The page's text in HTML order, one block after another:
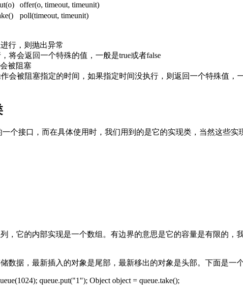
offer(o, timeout, timeunit)
poll(timeout, timeunit)
行，则抛出异常
将会返回一个特殊的值，一般是true或者false
被阻塞
会被阻塞指定的时间，如果指定时间没执行，则返回一个特殊值，
一个接口，而在具体使用时，我们用到的是它的实现类，当然这些实
，它的内部实现是一个数组。有边界的意思是它的容量是有限的
数据，最新插入的对象是尾部，最新移出的对象是头部。下面是一
queue.put("1"); Object object = queue.take();